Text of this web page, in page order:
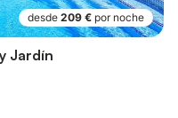
desde 209 € por noche
Jardín